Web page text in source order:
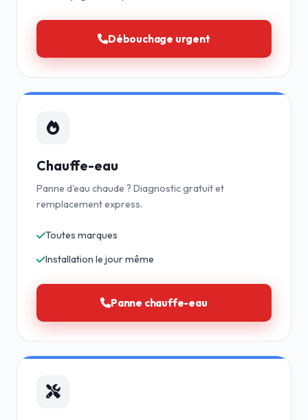
Débouchage urgent
Chauffe-eau
Panne d'eau chaude ? Diagnostic gratuit et
remplacement express.
Toutes marques
Installation le jour même
Panne chauffe-eau